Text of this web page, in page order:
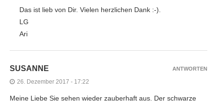
Das ist lieb von Dir. Vielen herzlichen Dank :-).
LG
Ari
SUSANNE
26. Dezember 2017 - 17:22
Meine Liebe Sie sehen wieder zauberhaft aus. Der schwarze
ANTWORTEN